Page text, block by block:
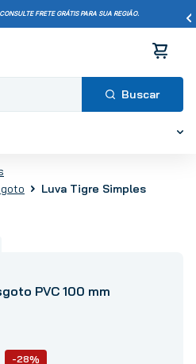
CONSULTE FRETE GRÁTIS PARA SUA REGIÃO.
Luva Tigre Simples
PVC 100 mm
-28%